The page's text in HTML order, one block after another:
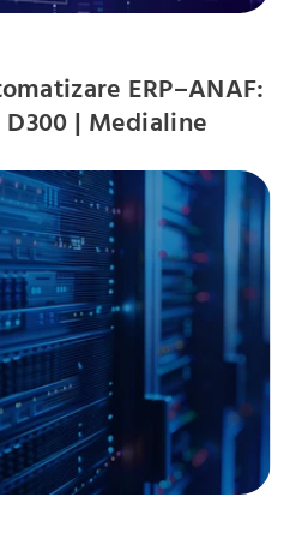
ERP–ANAF:
D300 | Medialine